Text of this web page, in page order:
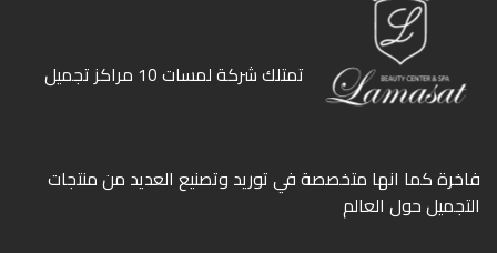
ﺗﻤﺘﻠﻚ ﺷﺮﻛﺔ ﻟﻤﺴﺎت 10 ﻣﺮاﻛﺰ ﺗﺠﻤﻴﻞ
ﻓﺎﺧﺮة كما انها ﻣﺘﺨﺼﺼﺔ ﻓﻲ ﺗﻮرﻳﺪ وﺗﺼﻨﻴﻊ اﻟﻌﺪﻳﺪ ﻣﻦ ﻣﻨﺘﺠﺎت
اﻟﺘﺠﻤﻴﻞ ﺣﻮل اﻟﻌﺎﻟﻢ